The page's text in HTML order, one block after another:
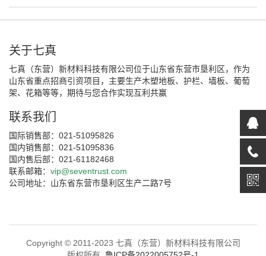
关于七真
七真（东营）新材料科技有限公司位于山东省东营市垦利区，作为
山东省重点招商引资项目，主要生产木塑地板、护栏、墙板、葡萄
架、花箱等等，期待与您合作实现互利共赢
联系我们
国际销售部：021-51095826
国内销售部：021-51095836
国内售后部：021-61182468
联系邮箱： vip@seventrust.com
公司地址：山东省东营市垦利区生产二路7号
Copyright © 2011-2023 七真（东营）新材料科技有限公司